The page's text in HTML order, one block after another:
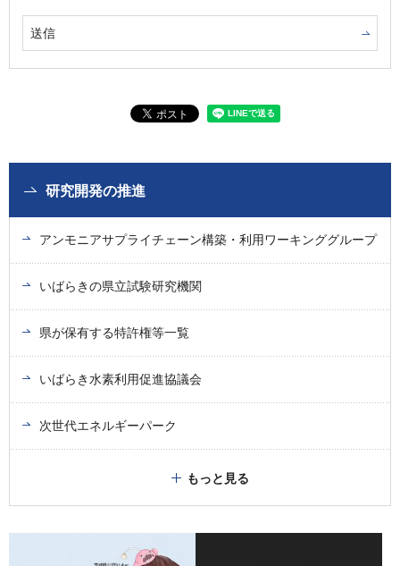
研究開発の推進
アンモニアサプライチェーン構築・利用ワーキンググループ
いばらきの県立試験研究機関
県が保有する特許権等一覧
いばらき水素利用促進協議会
次世代エネルギーパーク
もっと見る